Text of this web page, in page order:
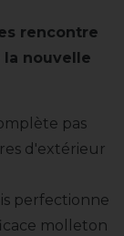
rencontre
la nouvelle
pas
d'extérieur
perfectionne
molleton